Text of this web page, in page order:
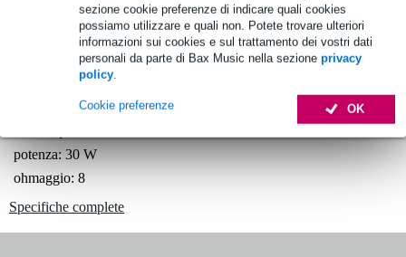
sezione cookie preferenze di indicare quali cookies
possiamo utilizzare e quali non. Potete trovare ulteriori
informazioni sui cookies e sul trattamento dei vostri dati
personali da parte di Bax Music nella sezione privacy
policy.
OK
Cookie preferenze
Oltre 48.000 articoli disponibili
1.250 marchi leader
Informazioni sul prodotto
potenza: 30 W
ohmaggio: 8
Specifiche complete